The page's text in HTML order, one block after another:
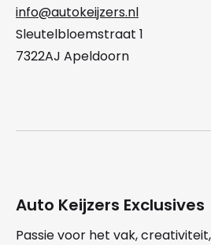
info@autokeijzers.nl
Sleutelbloemstraat 1
7322AJ Apeldoorn
Auto Keijzers Exclusives
Passie voor het vak,